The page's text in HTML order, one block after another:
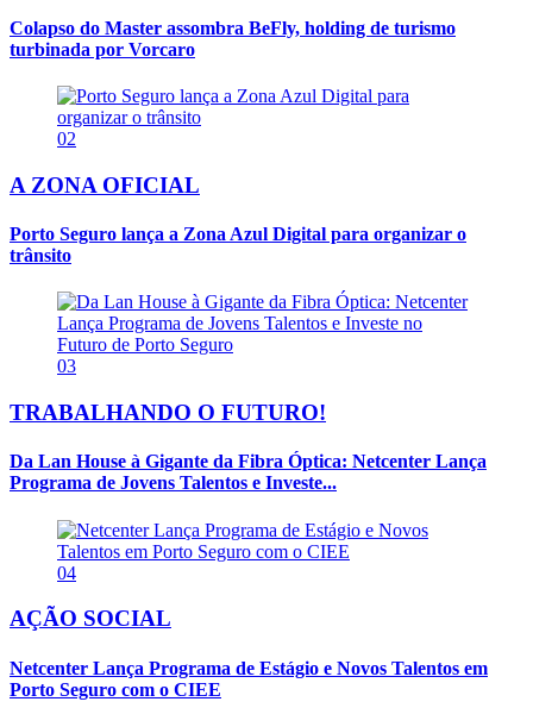
Colapso do Master assombra BeFly, holding de turismo
turbinada por Vorcaro
02
A ZONA OFICIAL
Porto Seguro lança a Zona Azul Digital para organizar o
trânsito
03
TRABALHANDO O FUTURO!
Da Lan House à Gigante da Fibra Óptica: Netcenter Lança
Programa de Jovens Talentos e Investe...
04
AÇÃO SOCIAL
Netcenter Lança Programa de Estágio e Novos Talentos em
Porto Seguro com o CIEE